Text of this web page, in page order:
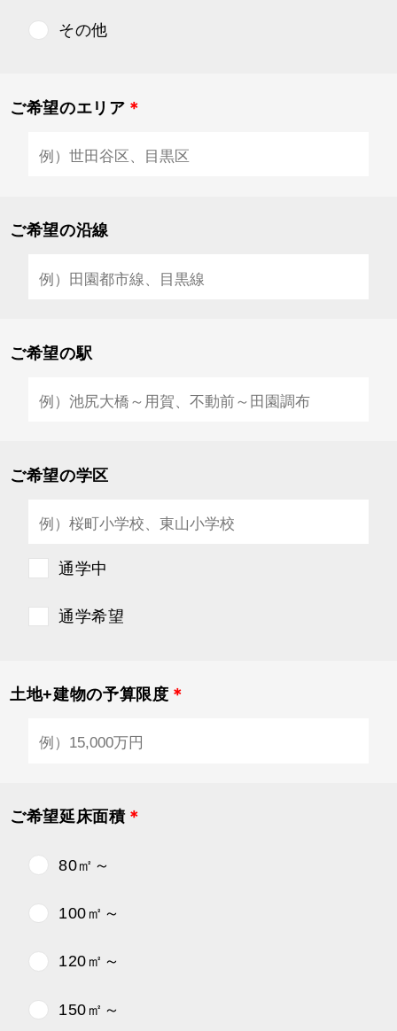
その他
ご希望のエリア ＊
ご希望の沿線
ご希望の駅
ご希望の学区
通学中
通学希望
土地+建物の予算限度 ＊
ご希望延床面積＊
80㎡～
100㎡～
120㎡～
150㎡～